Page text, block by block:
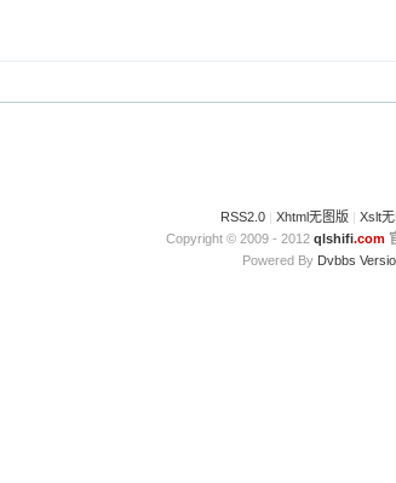
RSS2.0 | Xhtml无图版 | Xslt
Copyright © 2009 - 2012 qlshifi.com
Powered By Dvbbs